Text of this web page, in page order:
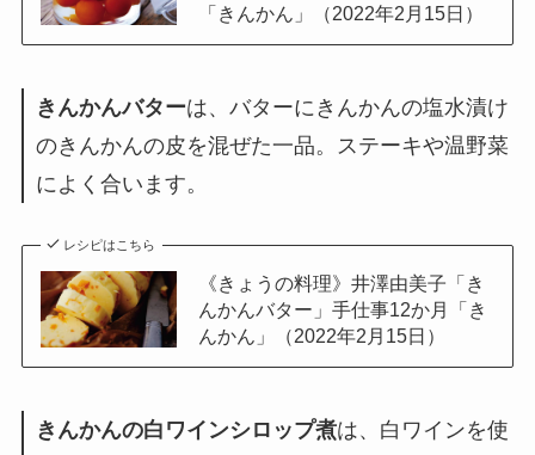
「きんかん」（2022年2月15日）
きんかんバターは、バターにきんかんの塩水漬け
のきんかんの皮を混ぜた一品。ステーキや温野菜
によく合います。
レシピはこちら
《きょうの料理》井澤由美子「き
んかんバター」手仕事12か月「き
んかん」（2022年2月15日）
きんかんの白ワインシロップ煮は、白ワインを使